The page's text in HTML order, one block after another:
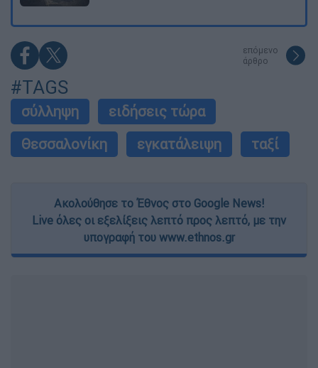
επόμενο
άρθρο
#TAGS
σύλληψη
ειδήσεις τώρα
Θεσσαλονίκη
εγκατάλειψη ταξί
Ακολούθησε το Έθνος στο Google News!
Live όλες οι εξελίξεις λεπτό προς λεπτό, με την
υπογραφή του www.ethnos.gr